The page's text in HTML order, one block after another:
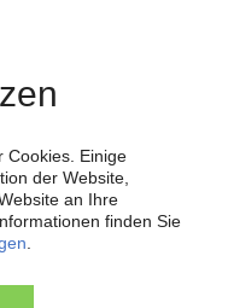
und
rund um die